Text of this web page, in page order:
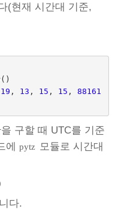
(현재 시간대 기준,
()
19 , 13 , 15 , 15 ,
88161
구할 때 UTC를 기준
에 pytz 모듈로 시간대
다.